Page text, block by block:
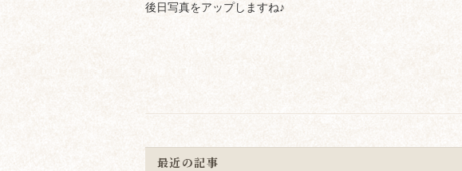
後日写真をアップしますね♪
最近の記事